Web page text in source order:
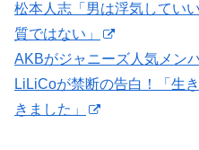
松本人志「男は浮気してい
質ではない」
AKBがジャニーズ人気メン
LiLiCoが禁断の告白！「生
きました」